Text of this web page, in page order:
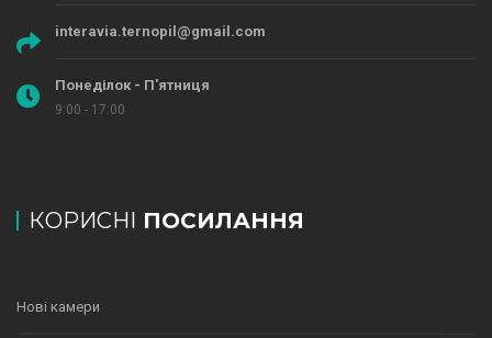
interavia.ternopil@gmail.com
Понеділок - П'ятниця
9:00 - 17:00
КОРИСНІ ПОСИЛАННЯ
Нові камери